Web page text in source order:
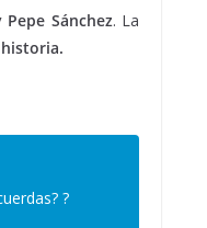
Sánchez. La
?